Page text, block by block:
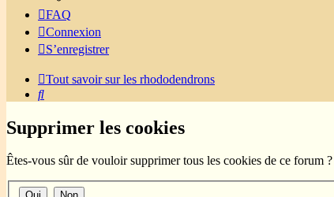
FAQ
Connexion
S’enregistrer
Tout savoir sur les rhododendrons
Rechercher
Supprimer les cookies
Êtes-vous sûr de vouloir supprimer tous les cookies de ce forum ?